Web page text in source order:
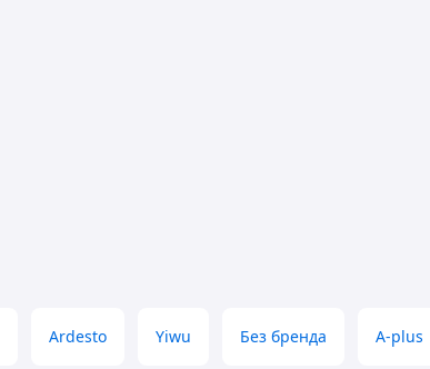
Ardesto Yiwu Без бренда A-plus